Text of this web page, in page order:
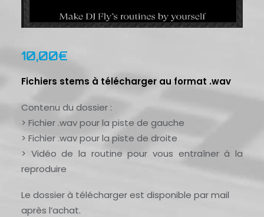
10,00€
Fichiers stems à télécharger au format .wav
Contenu du dossier :
> Fichier .wav pour la piste de gauche
> Fichier .wav pour la piste de droite
> Vidéo de la routine pour vous entraîner à la
reproduire
Le dossier à télécharger est disponible par mail
après l’achat.